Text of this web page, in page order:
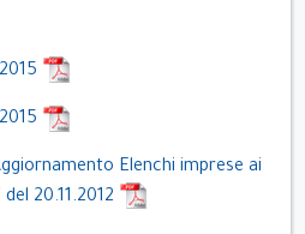
Elenchi imprese ai
20.11.2012